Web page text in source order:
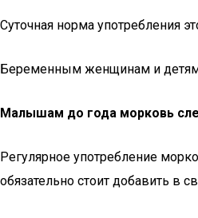
Суточная норма употребления
Беременным женщинам и детям
Малышам до года морковь
Регулярное употребление
обязательно стоит добавить в